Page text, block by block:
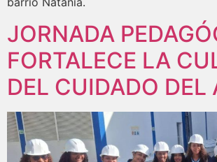
JORNADA
FORTALECE LA
DEL CUIDADO DEL